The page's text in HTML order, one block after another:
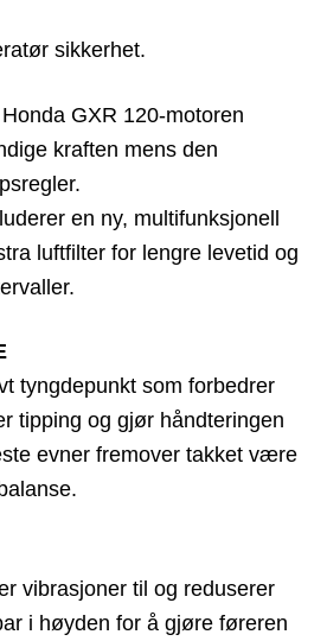
sikkerhet.
GXR 120-motoren
kraften mens den
en ny, multifunksjonell
luftfilter for lengre levetid og
tyngdepunkt som forbedrer
tipping og gjør håndteringen
evner fremover takket være
vibrasjoner til og reduserer
i høyden for å gjøre føreren